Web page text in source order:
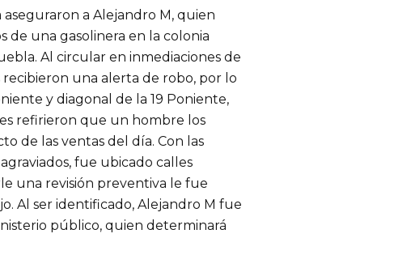
a Alejandro M, quien
de una gasolinera en la colonia
Al circular en inmediaciones de
recibieron una alerta de robo, por lo
y diagonal de la 19 Poniente,
refirieron que un hombre los
de las ventas del día. Con las
fue ubicado calles
una revisión preventiva le fue
Al ser identificado, Alejandro M fue
público, quien determinará